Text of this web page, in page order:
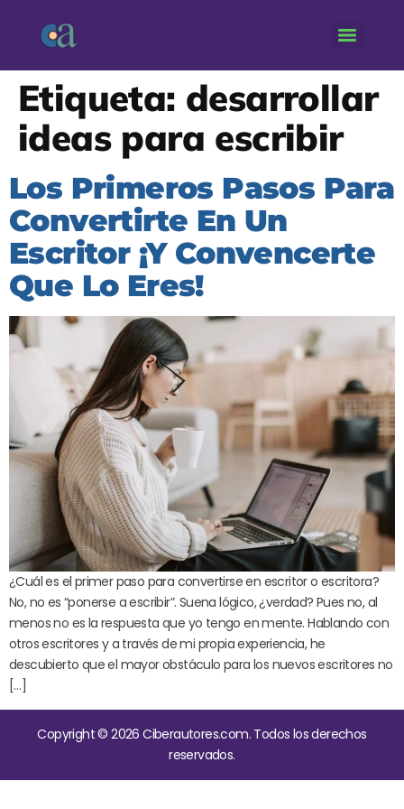
Etiqueta: desarrollar
ideas para escribir
Los Primeros Pasos Para
Convertirte En Un
Escritor ¡Y Convencerte
Que Lo Eres!
¿Cuál es el primer paso para convertirse en escritor o escritora?
No, no es “ponerse a escribir”. Suena lógico, ¿verdad? Pues no, al
menos no es la respuesta que yo tengo en mente. Hablando con
otros escritores y a través de mi propia experiencia, he
descubierto que el mayor obstáculo para los nuevos escritores no
[…]
Copyright © 2026 Ciberautores.com. Todos los derechos
reservados.